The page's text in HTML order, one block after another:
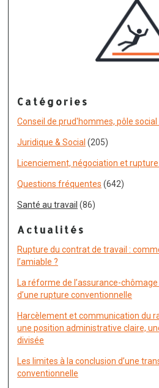
Catégories
Conseil de prud'hommes, pôle
Juridique & Social (205)
Licenciement, négociation et
Questions fréquentes (642)
Santé au travail (86)
Actualités
Rupture du contrat de travail :
l’amiable ?
La réforme de l’assurance-
d’une rupture conventionnelle
Harcèlement et communication du
une position administrative claire,
divisée
Les limites à la conclusion d’une
conventionnelle